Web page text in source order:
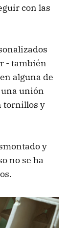
con las
- también
alguna de
unión
tornillos y
y
no se ha